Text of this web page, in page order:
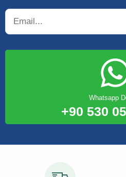
Whatsapp
+90 530